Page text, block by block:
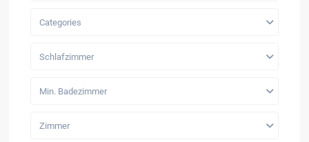
Categories
Schlafzimmer
Min. Badezimmer
Zimmer